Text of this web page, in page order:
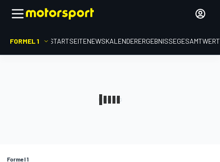
FORMEL 1 STARTSEITENEWSKALENDERERGEBNISSE
Formel 1